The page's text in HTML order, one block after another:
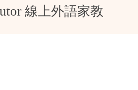
線上外語家教